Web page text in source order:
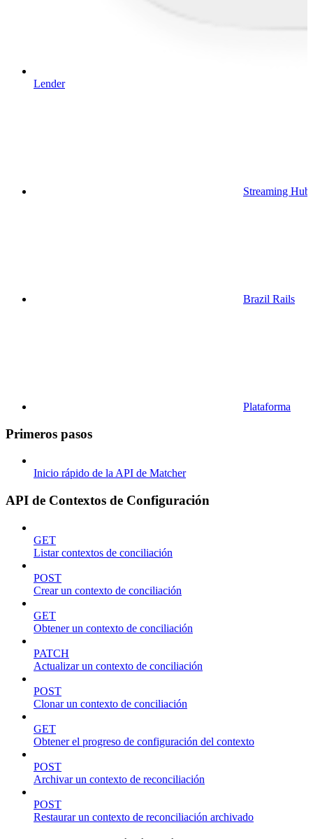
Lender
Streaming Hub
Brazil Rails
Plataforma
Primeros pasos
Inicio rápido de la API de Matcher
API de Contextos de Configuración
GET
Listar contextos de conciliación
POST
Crear un contexto de conciliación
GET
Obtener un contexto de conciliación
PATCH
Actualizar un contexto de conciliación
POST
Clonar un contexto de conciliación
GET
Obtener el progreso de configuración del contexto
POST
Archivar un contexto de reconciliación
POST
Restaurar un contexto de reconciliación archivado